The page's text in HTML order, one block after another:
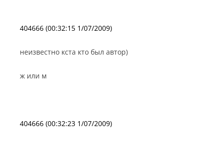
404666 (00:32:15 1/07/2009)
неизвестно кста кто был автор)
ж или м
404666 (00:32:23 1/07/2009)